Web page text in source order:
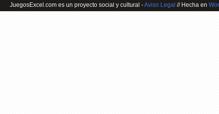
JuegosExcel.com es un proyecto social y cultural -Aviso Legal // Hecha en